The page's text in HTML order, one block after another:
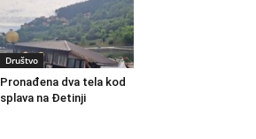
Društvo
Pronađena dva tela kod
splava na Đetinji